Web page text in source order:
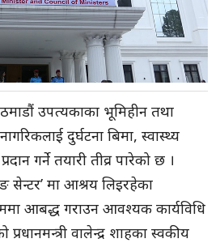
उपत्यकाका भूमिहीन तथा
दुर्घटना बिमा, स्वास्थ्य
गर्ने तयारी तीव्र पारेको छ ।
सेन्टर’ मा आश्रय लिइरहेका
आबद्ध गराउन आवश्यक कार्यविधि
वालेन्द्र शाहका स्वकीय